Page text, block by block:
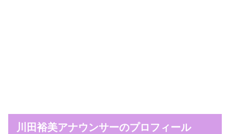
川田裕美アナウンサーのプロフィール